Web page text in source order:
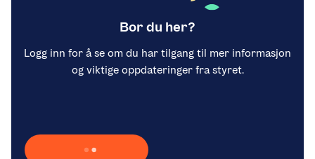
Bor du her?
Logg inn for å se om du har tilgang til mer informasjon
og viktige oppdateringer fra styret.
Laster inn Vipps …